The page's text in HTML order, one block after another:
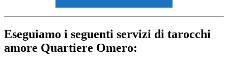
Eseguiamo i seguenti servizi di tarocchi
amore Quartiere Omero: